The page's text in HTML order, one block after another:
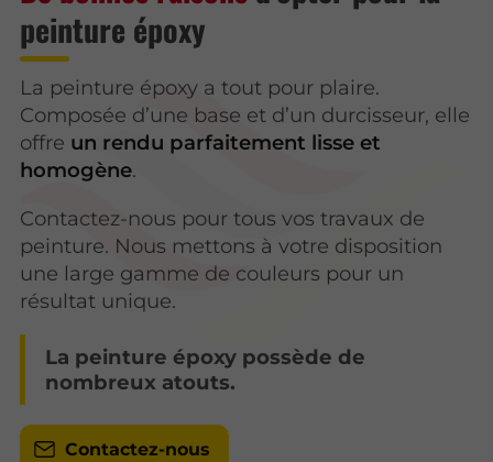
peinture époxy
La peinture époxy a tout pour plaire.
Composée d’une base et d’un durcisseur, elle
offre un rendu parfaitement lisse et
homogène.
Contactez-nous pour tous vos travaux de
peinture. Nous mettons à votre disposition
une large gamme de couleurs pour un
résultat unique.
La peinture époxy possède de
nombreux atouts.
Contactez-nous